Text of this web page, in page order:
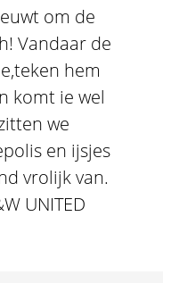
om de
Vandaar de
hem
komt ie wel
we
en ijsjes
vrolijk van.
UNITED